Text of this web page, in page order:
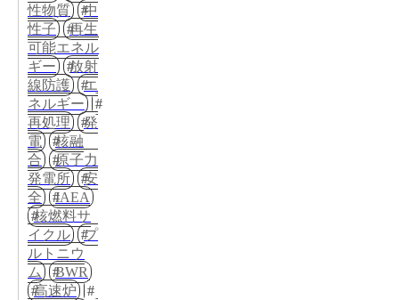
性物質
中
性子
再生
可能エネル
ギー
放射
線防護
エ
ネルギー
再処理
発
電
核融
合
原子力
発電所
安
全
IAEA
核燃料サ
イクル
プ
ルトニウ
ム
BWR
高速炉